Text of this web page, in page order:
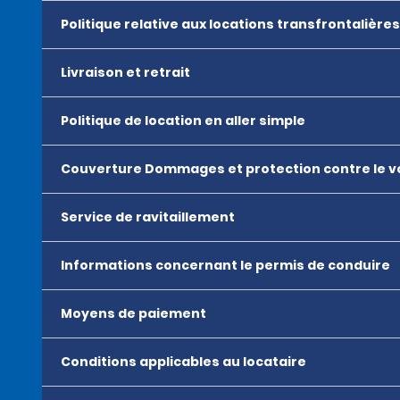
Politique relative aux locations transfrontalières
Livraison et retrait
Politique de location en aller simple
Couverture Dommages et protection contre le
Service de ravitaillement
Informations concernant le permis de conduire
Moyens de paiement
Conditions applicables au locataire